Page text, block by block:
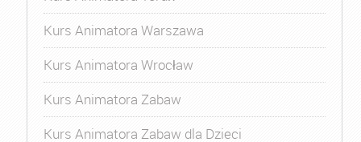
Kurs Animatora Warszawa
Kurs Animatora Wrocław
Kurs Animatora Zabaw
Kurs Animatora Zabaw dla Dzieci